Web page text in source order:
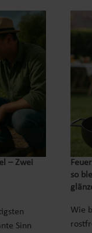
– Zwei
Sinn
so
Wie